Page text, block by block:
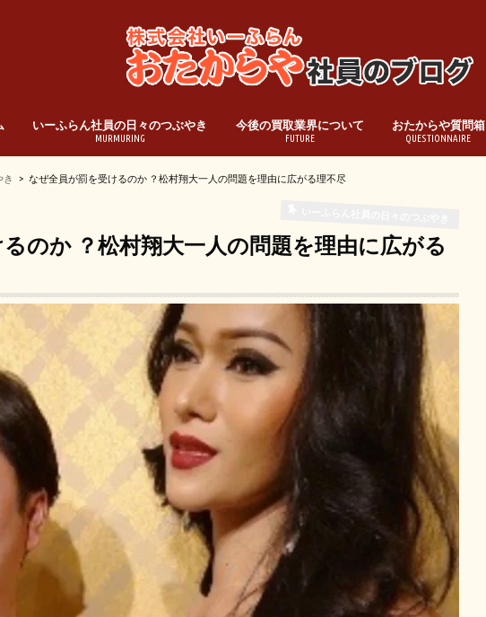
いーふらん社員の日々のつぶやき
MURMURING
今後の買取業界について
FUTURE
おたからや質問箱
QUESTIONNAIRE
き なぜ全員が罰を受けるのか ？松村翔大一人の問題を理由に広がる理不尽
のか ？松村翔大一人の問題を理由に広がる